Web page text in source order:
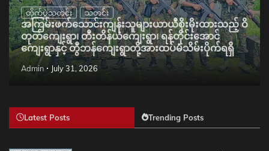
တိုက်ပွဲသတင်း သတင်း
အကြမ်းဖက်သောင်းကျန်းသူများယာယီစိုးမိုးထားသည့် ဝိ
တုတ်ကျေးရွာ၊ တီးတိန်ယံကျေးရွာ၊ ရန်တိုင်းအောင်
ကျေးရွာနှင့် တွီဘန်ကျေးရွာတို့အားထပ်မံသိမ်းပိုက်ရရှိ
Admin July 31, 2026
Latest Posts Trending Posts